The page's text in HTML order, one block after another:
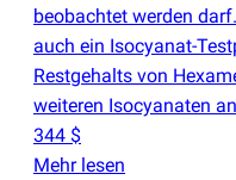
beobachtet werden
auch ein Isocyanat-
Restgehalts von
weiteren Isocyanaten
344 $
Mehr lesen